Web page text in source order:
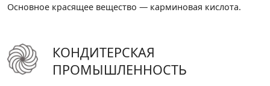
Основное красящее вещество — карминовая кислота.
КОНДИТЕРСКАЯ
ПРОМЫШЛЕННОСТЬ